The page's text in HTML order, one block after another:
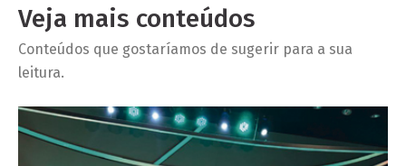
Veja mais conteúdos
Conteúdos que gostaríamos de sugerir para a sua
leitura.